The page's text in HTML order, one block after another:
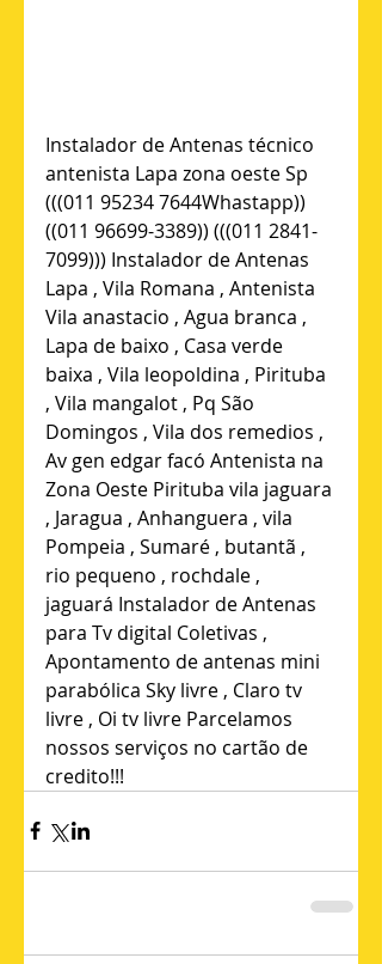
Instalador de Antenas técnico
antenista Lapa zona oeste Sp
(((011 95234 7644Whastapp))
((011 96699-3389)) (((011 2841-
7099))) Instalador de Antenas
Lapa , Vila Romana , Antenista
Vila anastacio , Agua branca ,
Lapa de baixo , Casa verde
baixa , Vila leopoldina , Pirituba
, Vila mangalot , Pq São
Domingos , Vila dos remedios ,
Av gen edgar facó Antenista na
Zona Oeste Pirituba vila jaguara
, Jaragua , Anhanguera , vila
Pompeia , Sumaré , butantã ,
rio pequeno , rochdale ,
jaguará Instalador de Antenas
para Tv digital Coletivas ,
Apontamento de antenas mini
parabólica Sky livre , Claro tv
livre , Oi tv livre Parcelamos
nossos serviços no cartão de
credito!!!